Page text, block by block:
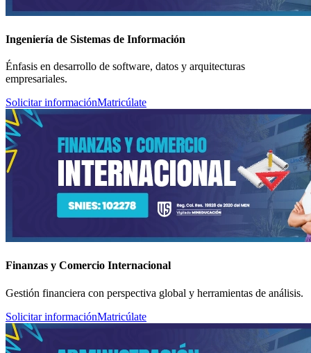
Ingeniería de Sistemas de Información
Énfasis en desarrollo de software, datos y arquitecturas
empresariales.
Solicitar informaciónMatricúlate
Finanzas y Comercio Internacional
Gestión financiera con perspectiva global y herramientas de análisis.
Solicitar informaciónMatricúlate